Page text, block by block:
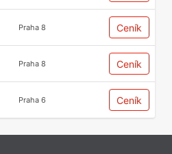
Praha 8 Ceník
Praha 8 Ceník
Praha 6 Ceník